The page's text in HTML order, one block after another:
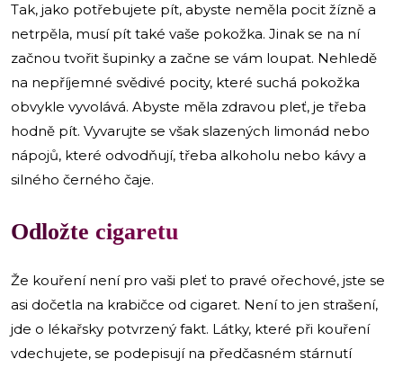
Tak, jako potřebujete pít, abyste neměla pocit žízně a
netrpěla, musí pít také vaše pokožka. Jinak se na ní
začnou tvořit šupinky a začne se vám loupat. Nehledě
na nepříjemné svědivé pocity, které suchá pokožka
obvykle vyvolává. Abyste měla zdravou pleť, je třeba
hodně pít. Vyvarujte se však slazených limonád nebo
nápojů, které odvodňují, třeba alkoholu nebo kávy a
silného černého čaje.
Odložte cigaretu
Že kouření není pro vaši pleť to pravé ořechové, jste se
asi dočetla na krabičce od cigaret. Není to jen strašení,
jde o lékařsky potvrzený fakt. Látky, které při kouření
vdechujete, se podepisují na předčasném stárnutí